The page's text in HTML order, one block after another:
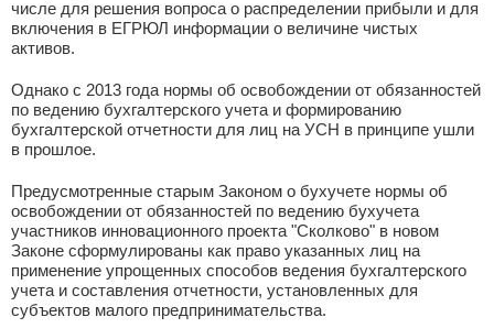
числе для решения вопроса о распределении прибыли и для
включения в ЕГРЮЛ информации о величине чистых
активов.
Однако с 2013 года нормы об освобождении от обязанностей
по ведению бухгалтерского учета и формированию
бухгалтерской отчетности для лиц на УСН в принципе ушли
в прошлое.
Предусмотренные старым Законом о бухучете нормы об
освобождении от обязанностей по ведению бухучета
участников инновационного проекта "Сколково" в новом
Законе сформулированы как право указанных лиц на
применение упрощенных способов ведения бухгалтерского
учета и составления отчетности, установленных для
субъектов малого предпринимательства.